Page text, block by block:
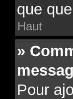
que
Haut
»
Pour